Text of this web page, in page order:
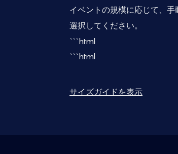
イベントの規模に応じて、
選択してください。
```html
```html
サイズガイドを表示